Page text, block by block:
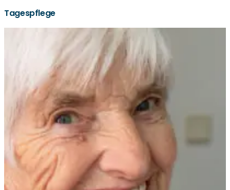
Tagespflege